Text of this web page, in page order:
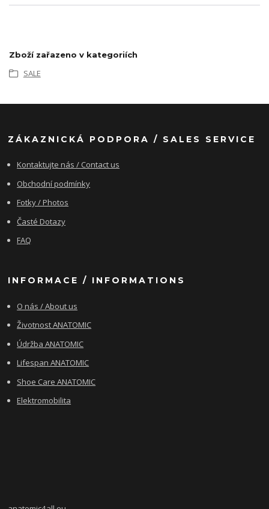
Zboží zařazeno v kategoriích
SALE
ZÁKAZNICKÁ PODPORA / SALES SERVICE
Kontaktujte nás / Contact us
Obchodní podmínky
Fotky / Photos
Časté Dotazy
FAQ
INFORMACE / INFORMATIONS
O nás / About us
Životnost ANATOMIC
Údržba ANATOMIC
Lifespan ANATOMIC
Shoe Care ANATOMIC
Elektromobilita